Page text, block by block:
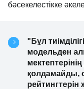
бәсекелестікке
"Бұл
модельден
мектептерінің
қолдамайды,